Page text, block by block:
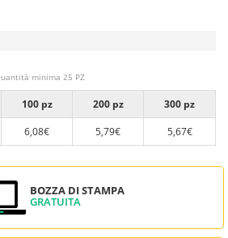
minima 25 PZ
100 pz 200 pz
300 pz
6,08€ 5,79€ 5,67€
BOZZA DI STAMPA
GRATUITA